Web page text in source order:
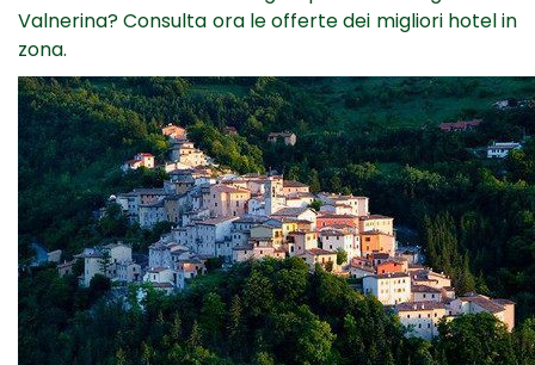
Valnerina? Consulta ora le offerte dei migliori hotel in
zona.